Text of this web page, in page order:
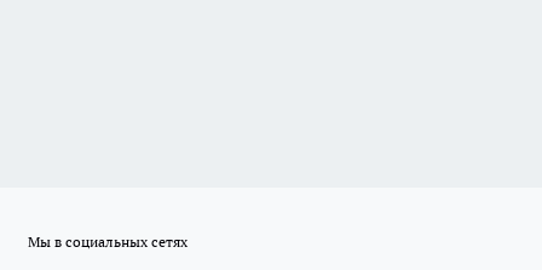
Мы в социальных сетях